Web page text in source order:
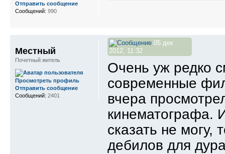
Отправить сообщение
Сообщений: 990
05 дек
2012, 11:32
Очень уж редко
современные
вчера
кинематографа.
сказать не могу,
дебилов для
Местный
Почетный житель
Просмотреть профиль
Отправить сообщение
Сообщений: 2401